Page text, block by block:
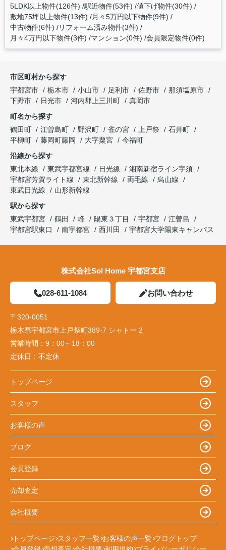
5LDK以上物件(126件) 駅近物件(53件) 値下げ物件(30件)
敷地75坪以上物件(13件) 月々5万円以下物件(9件)
中古物件(6件) リフォーム済み物件(3件)
月々4万円以下物件(3件) マンション(0件) 会員限定物件(0件)
市区町村から探す
宇都宮市
栃木市 小山市 足利市 佐野市
那須塩原市
下野市
日光市 河内郡上三川町
真岡市
町名から探す
鶴田町
江曽島町 野沢町 雀の宮 上戸祭
石井町
平柳町
藤岡町藤岡 大字粟宮
今福町
沿線から探す
東北本線
東武宇都宮線 日光線
湘南新宿ライン宇須
宇都宮芳賀ライト線
東北新幹線 両毛線
烏山線
東武日光線
山形新幹線
駅から探す
東武宇都宮
鶴田 峰 陽東３丁目 宇都宮
江曽島
宇都宮駅東口
南宇都宮 西川田 宇都宮大学陽東キャンパス
株式会社Sol Home 宇都宮支店
028-611-1084 お問い合わせ
〒320-0051
栃木県宇都宮市上戸祭町389-7 シャトー 2
営業時間： 9：00～18：00
定休日： 不定休
トップページ
スタッフ
お客様の声
ブログ
会員登録
売却査定
会社概要
トップページ スタッフ一覧 お客様の声一覧 ブログトップ